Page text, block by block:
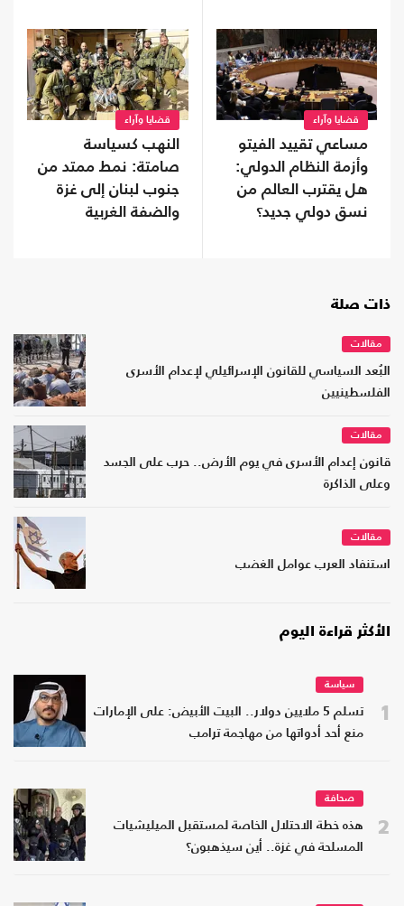
قضايا وآراء
مساعي تقييد الفيتو
وأزمة النظام الدولي:
هل يقترب العالم من
نسق دولي جديد؟
قضايا وآراء
النهب كسياسة
صامتة: نمط ممتد من
جنوب لبنان إلى غزة
والضفة الغربية
ذات صلة
مقالات
البُعد السياسي للقانون الإسرائيلي لإعدام الأسرى
الفلسطينيين
مقالات
قانون إعدام الأسرى في يوم الأرض.. حرب على الجسد
وعلى الذاكرة
مقالات
استنفاد العرب عوامل الغضب
الأكثر قراءة اليوم
1
سياسة
تسلم 5 ملايين دولار.. البيت الأبيض: على الإمارات
منع أحد أدواتها من مهاجمة ترامب
2
صحافة
هذه خطة الاحتلال الخاصة لمستقبل الميليشيات
المسلحة في غزة.. أين سيذهبون؟